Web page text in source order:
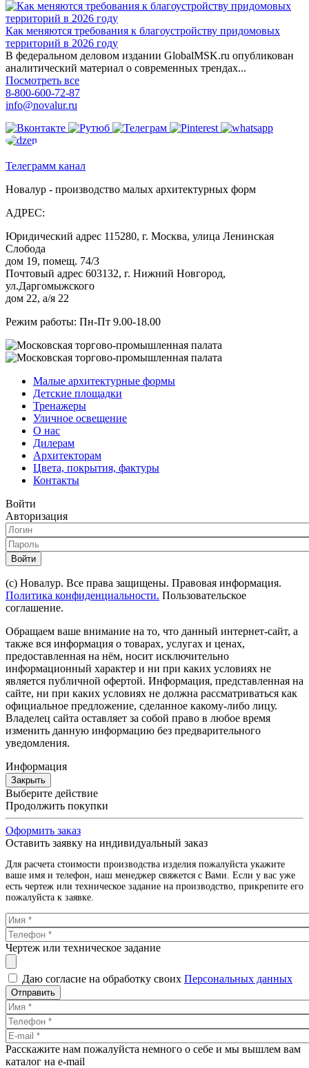
Как меняются требования к благоустройству придомовых
территорий в 2026 году
В федеральном деловом издании GlobalMSK.ru опубликован
аналитический материал о современных трендах...
Посмотреть все
8-800-600-72-87
info@novalur.ru
Телеграмм канал
Новалур - производство малых архитектурных форм
АДРЕС:
Юридический адрес 115280, г. Москва, улица Ленинская
Слобода
дом 19, помещ. 74/3
Почтовый адрес 603132, г. Нижний Новгород,
ул.Даргомыжского
дом 22, а/я 22
Режим работы: Пн-Пт 9.00-18.00
Малые архитектурные формы
Детские площадки
Тренажеры
Уличное освещение
О нас
Дилерам
Архитекторам
Цвета, покрытия, фактуры
Контакты
Войти
Авторизация
Войти
(с) Новалур. Все права защищены. Правовая информация.
Политика конфиденциальности. Пользовательское
соглашение.
Обращаем ваше внимание на то, что данный интернет-сайт, а
также вся информация о товарах, услугах и ценах,
предоставленная на нём, носит исключительно
информационный характер и ни при каких условиях не
является публичной офертой. Информация, представленная на
сайте, ни при каких условиях не должна рассматриваться как
официальное предложение, сделанное какому-либо лицу.
Владелец сайта оставляет за собой право в любое время
изменить данную информацию без предварительного
уведомления.
Информация
Закрыть
Выберите действие
Продолжить покупки
Оформить заказ
Оставить заявку на индивидуальный заказ
Для расчета стоимости производства изделия пожалуйста укажите
ваше имя и телефон, наш менеджер свяжется с Вами. Если у вас уже
есть чертеж или техническое задание на производство, прикрепите его
пожалуйста к заявке.
Чертеж или техническое задание
Даю согласие на обработку своих Персональных данных
Отправить
Расскажите нам пожалуйста немного о себе и мы вышлем вам
каталог на e-mail